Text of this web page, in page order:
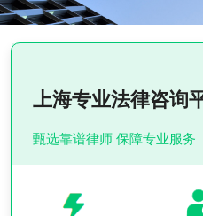
上海专业法律咨询
甄选靠谱律师 保障专业服务